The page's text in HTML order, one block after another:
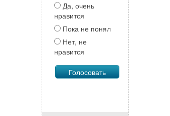
Да, очень
нравится
Пока не понял
Нет, не
нравится